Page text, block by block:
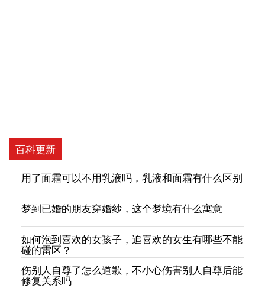
百科更新
用了面霜可以不用乳液吗，乳液和面霜有什么区别
梦到已婚的朋友穿婚纱，这个梦境有什么寓意
如何泡到喜欢的女孩子，追喜欢的女生有哪些不能
碰的雷区？
伤别人自尊了怎么道歉，不小心伤害别人自尊后能
修复关系吗